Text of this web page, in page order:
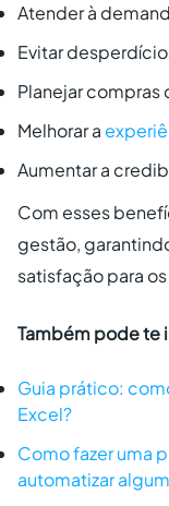
Atender à
Evitar
Planejar compras
Melhorar a
Aumentar a
Com esses
gestão,
satisfação para
Também pode te
Guia prático:
Excel?
Como fazer uma
automatizar